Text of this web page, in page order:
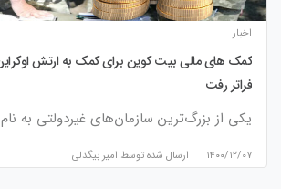
اخبار
فراتر رفت
یکی از بزرگ‌ترین سازمان‌های غیردولتی به نام Come…
۱۴۰۰/۱۲/۰۷ ارسال شده توسط امیر بیگدلی